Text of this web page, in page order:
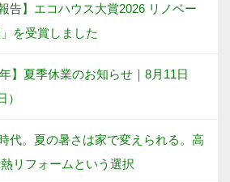
報告】エコハウス大賞2026 リノベー
を受賞しました
年】夏季休業のお知らせ｜8月11日
）
代。夏の暑さは家で変えられる。高
リフォームという選択